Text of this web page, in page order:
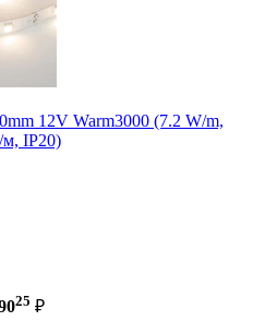
12V Warm3000 (7.2 W/m,
IP20)
25 ₽